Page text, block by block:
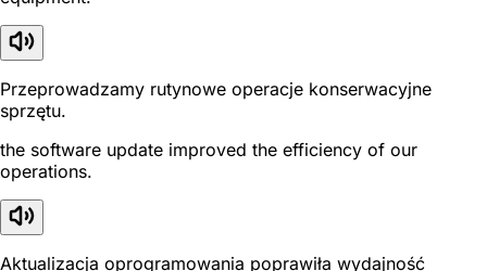
Przeprowadzamy rutynowe operacje konserwacyjne
sprzętu.
the software update improved the efficiency of our
operations.
Aktualizacja oprogramowania poprawiła wydajność